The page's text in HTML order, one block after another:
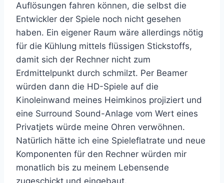
Auflösungen fahren können, die selbst die
Entwickler der Spiele noch nicht gesehen
haben. Ein eigener Raum wäre allerdings nötig
für die Kühlung mittels flüssigen Stickstoffs,
damit sich der Rechner nicht zum
Erdmittelpunkt durch schmilzt. Per Beamer
würden dann die HD-Spiele auf die
Kinoleinwand meines Heimkinos projiziert und
eine Surround Sound-Anlage vom Wert eines
Privatjets würde meine Ohren verwöhnen.
Natürlich hätte ich eine Spieleflatrate und neue
Komponenten für den Rechner würden mir
monatlich bis zu meinem Lebensende